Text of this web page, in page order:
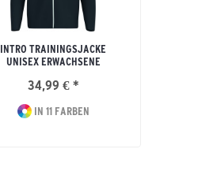
INTRO TRAININGSJACKE
UNISEX ERWACHSENE
34,99 € *
IN 11 FARBEN